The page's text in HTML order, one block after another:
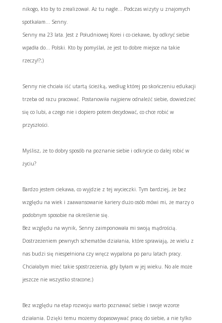
nikogo, kto by to zrealizował. Aż tu nagle… Podczas wizyty u znajomych
spotkałam… Senny.
Senny ma 23 lata. Jest z Południowej Korei i co ciekawe, by odkryć siebie
wpadła do… Polski. Kto by pomyślał, że jest to dobre miejsce na takie
rzeczy!?;)
Senny nie chciała iść utartą ścieżką, według której po skończeniu edukacji
trzeba od razu pracować. Postanowiła najpierw odnaleźć siebie, dowiedzieć
się co lubi, a czego nie i dopiero potem decydować, co chce robić w
przyszłości.
Myślisz, że to dobry sposób na poznanie siebie i odkrycie co dalej robić w
życiu?
Bardzo jestem ciekawa, co wyjdzie z tej wycieczki. Tym bardziej, że bez
względu na wiek i zaawansowanie kariery dużo osób mówi mi, że marzy o
podobnym sposobie na określenie się.
Bez względu na wynik, Senny zaimponowała mi swoją mądrością.
Dostrzeżeniem pewnych schematów działania, które sprawiają, że wielu z
nas budzi się niespełniona czy wręcz wypalona po paru latach pracy.
Chciałabym mieć takie spostrzeżenia, gdy byłam w jej wieku. No ale może
jeszcze nie wszystko stracone;)
Bez względu na etap rozwoju warto poznawać siebie i swoje wzorce
działania. Dzięki temu możemy dopasowywać pracę do siebie, a nie tylko